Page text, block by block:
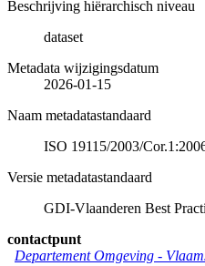
Beschrijving hiërarchisch niveau
dataset
Metadata wijzigingsdatum
2026-01-15
Naam metadatastandaard
ISO 19115/2003/
Versie metadatastandaard
GDI-Vlaanderen Best
contactpunt
Departement Omgeving -